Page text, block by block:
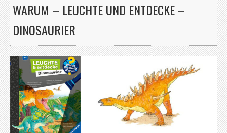
WARUM – LEUCHTE UND ENTDECKE –
DINOSAURIER